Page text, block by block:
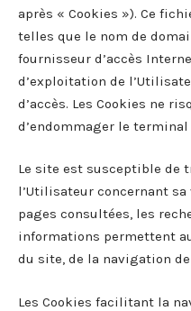
après « Cookies »). Ce
telles que le nom de
fournisseur d’accès
d’exploitation de
d’accès. Les Cookies ne
d’endommager le
Le site est susceptible de
l’Utilisateur concernant
pages consultées, les
informations permettent
du site, de la navigation
Les Cookies facilitant la